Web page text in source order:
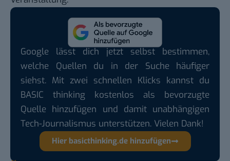
Google lässt dich jetzt selbst bestimmen,
welche Quellen du in der Suche häufiger
siehst. Mit zwei schnellen Klicks kannst du
BASIC thinking kostenlos als bevorzugte
Quelle hinzufügen und damit unabhängigen
Tech-Journalismus unterstützen. Vielen Dank!
Hier basicthinking.de hinzufügen